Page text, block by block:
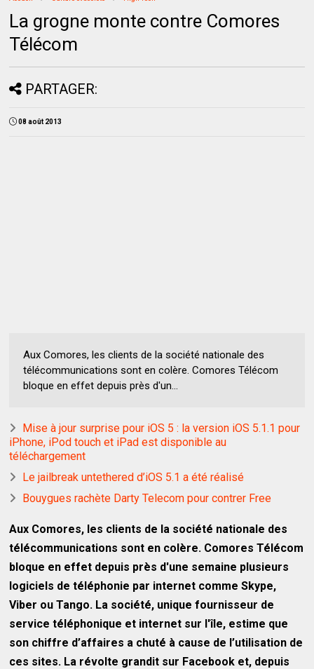
La grogne monte contre Comores
Télécom
PARTAGER:
08 août 2013
Aux Comores, les clients de la société nationale des
télécommunications sont en colère. Comores Télécom
bloque en effet depuis près d'un...
Mise à jour surprise pour iOS 5 : la version iOS 5.1.1 pour
iPhone, iPod touch et iPad est disponible au
téléchargement
Le jailbreak untethered d’iOS 5.1 a été réalisé
Bouygues rachète Darty Telecom pour contrer Free
Aux Comores, les clients de la société nationale des
télécommunications sont en colère. Comores Télécom
bloque en effet depuis près d'une semaine plusieurs
logiciels de téléphonie par internet comme Skype,
Viber ou Tango. La société, unique fournisseur de
service téléphonique et internet sur l'île, estime que
son chiffre d’affaires a chuté à cause de l’utilisation de
ces sites. La révolte grandit sur Facebook et, depuis